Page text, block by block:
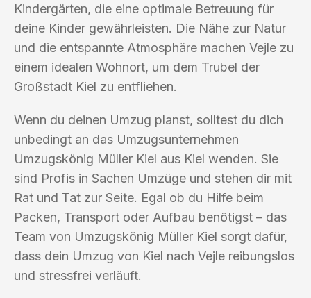
Kindergärten, die eine optimale Betreuung für
deine Kinder gewährleisten. Die Nähe zur Natur
und die entspannte Atmosphäre machen Vejle zu
einem idealen Wohnort, um dem Trubel der
Großstadt Kiel zu entfliehen.
Wenn du deinen Umzug planst, solltest du dich
unbedingt an das Umzugsunternehmen
Umzugskönig Müller Kiel aus Kiel wenden. Sie
sind Profis in Sachen Umzüge und stehen dir mit
Rat und Tat zur Seite. Egal ob du Hilfe beim
Packen, Transport oder Aufbau benötigst – das
Team von Umzugskönig Müller Kiel sorgt dafür,
dass dein Umzug von Kiel nach Vejle reibungslos
und stressfrei verläuft.